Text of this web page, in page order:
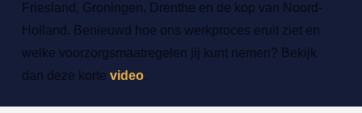
Friesland, Groningen, Drenthe en de kop van Noord-
Holland. Benieuwd hoe ons werkproces eruit ziet en
welke voorzorgsmaatregelen jij kunt nemen? Bekijk
dan deze korte video.